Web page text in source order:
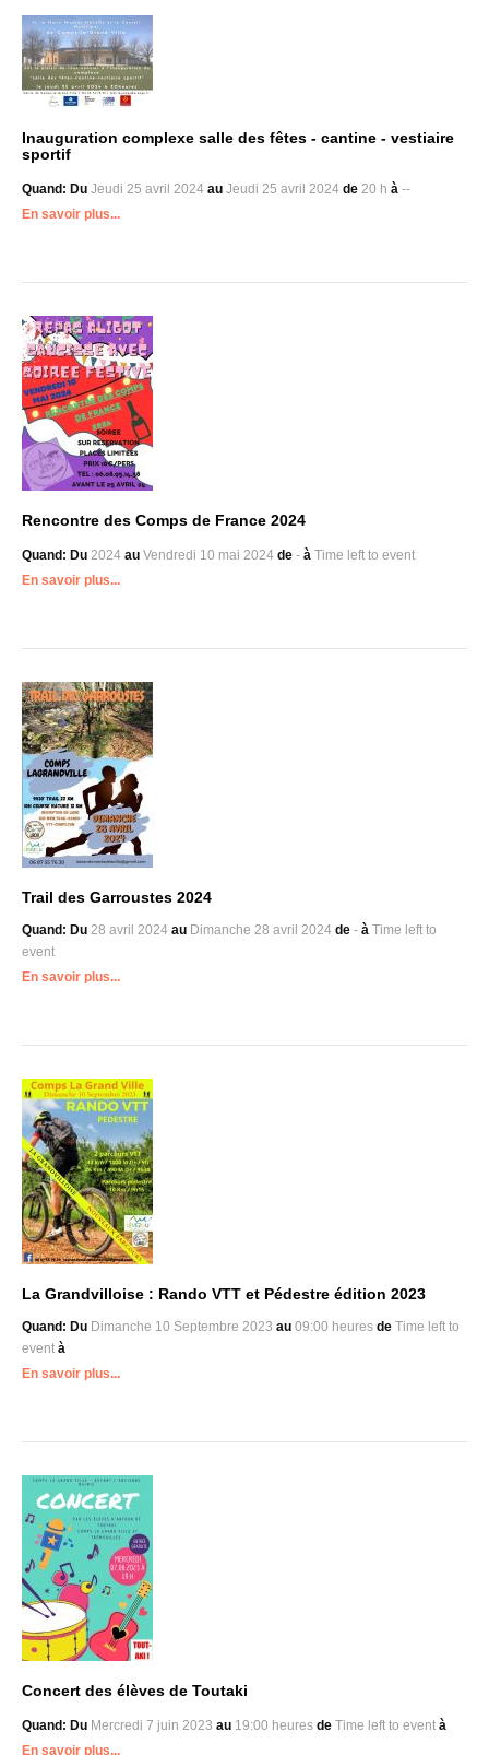
Inauguration complexe salle des fêtes - cantine - vestiaire
sportif
Quand: Du Jeudi 25 avril 2024 au Jeudi 25 avril 2024 de 20 h à --
En savoir plus...
Rencontre des Comps de France 2024
Quand: Du 2024 au Vendredi 10 mai 2024 de - à Time left to event
En savoir plus...
Trail des Garroustes 2024
Quand: Du 28 avril 2024 au Dimanche 28 avril 2024 de - à Time left to
event
En savoir plus...
La Grandvilloise : Rando VTT et Pédestre édition 2023
Quand: Du Dimanche 10 Septembre 2023 au 09:00 heures de Time left to
event à
En savoir plus...
Concert des élèves de Toutaki
Quand: Du Mercredi 7 juin 2023 au 19:00 heures de Time left to event à
En savoir plus...